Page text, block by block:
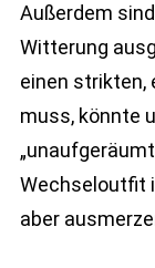
Außerdem
Witterung
einen strikten,
muss, könnte
Wechseloutfit
aber